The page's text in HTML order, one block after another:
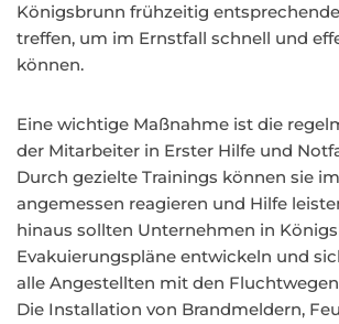
Königsbrunn frühzeitig
treffen, um im Ernstfall schnell und
können.
Eine wichtige Maßnahme ist die
der Mitarbeiter in Erster Hilfe und
Durch gezielte Trainings können sie
angemessen reagieren und Hilfe
hinaus sollten Unternehmen in
Evakuierungspläne entwickeln und
alle Angestellten mit den
Die Installation von Brandmeldern,